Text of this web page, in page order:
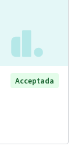
Acceptada